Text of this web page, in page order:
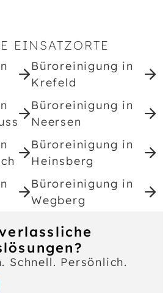
EINSATZORTE
Büroreinigung in
Krefeld
Büroreinigung in
Neersen
Büroreinigung in
Heinsberg
Büroreinigung in
Wegberg
Schnell. Persönlich.